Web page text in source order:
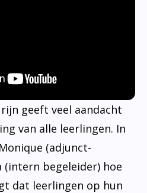
geeft veel aandacht
van alle leerlingen. In
(adjunct-
(intern begeleider) hoe
dat leerlingen op hun